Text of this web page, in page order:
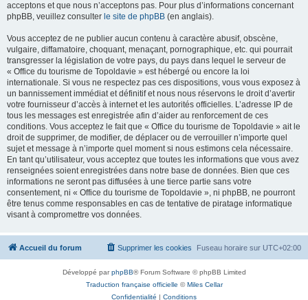
acceptons et que nous n’acceptons pas. Pour plus d’informations concernant
phpBB, veuillez consulter le site de phpBB (en anglais).
Vous acceptez de ne publier aucun contenu à caractère abusif, obscène,
vulgaire, diffamatoire, choquant, menaçant, pornographique, etc. qui pourrait
transgresser la législation de votre pays, du pays dans lequel le serveur de
« Office du tourisme de Topoldavie » est hébergé ou encore la loi
internationale. Si vous ne respectez pas ces dispositions, vous vous exposez à
un bannissement immédiat et définitif et nous nous réservons le droit d’avertir
votre fournisseur d’accès à internet et les autorités officielles. L’adresse IP de
tous les messages est enregistrée afin d’aider au renforcement de ces
conditions. Vous acceptez le fait que « Office du tourisme de Topoldavie » ait le
droit de supprimer, de modifier, de déplacer ou de verrouiller n’importe quel
sujet et message à n’importe quel moment si nous estimons cela nécessaire.
En tant qu’utilisateur, vous acceptez que toutes les informations que vous avez
renseignées soient enregistrées dans notre base de données. Bien que ces
informations ne seront pas diffusées à une tierce partie sans votre
consentement, ni « Office du tourisme de Topoldavie », ni phpBB, ne pourront
être tenus comme responsables en cas de tentative de piratage informatique
visant à compromettre vos données.
Accueil du forum Fuseau horaire sur UTC+02:00
Supprimer les cookies
Développé parphpBB® Forum Software © phpBB Limited
Traduction française officielle ©Miles Cellar
Confidentialité | Conditions